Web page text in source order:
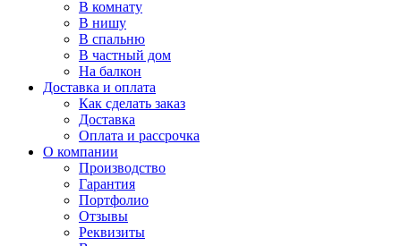
В комнату
В нишу
В спальню
В частный дом
На балкон
Доставка и оплата
Как сделать заказ
Доставка
Оплата и рассрочка
О компании
Производство
Гарантия
Портфолио
Отзывы
Реквизиты